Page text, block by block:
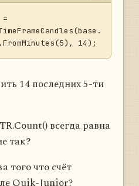
14 последних 5-ти
всегда равна
так?
того что счёт
Quik-Junior?